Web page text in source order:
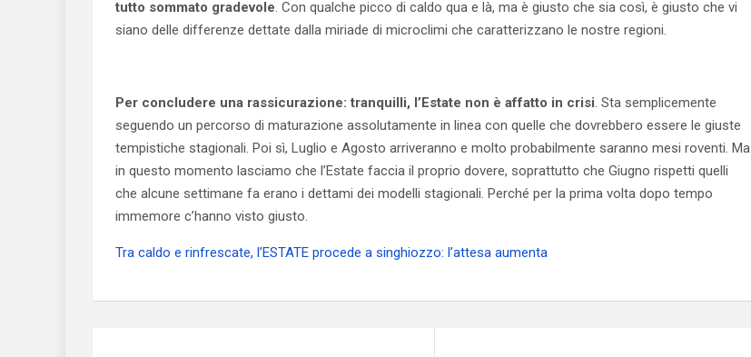
tutto sommato gradevole. Con qualche picco di caldo qua e là, ma è giusto che sia così, è giusto che vi
siano delle differenze dettate dalla miriade di microclimi che caratterizzano le nostre regioni.
Per concludere una rassicurazione: tranquilli, l’Estate non è affatto in crisi. Sta semplicemente
seguendo un percorso di maturazione assolutamente in linea con quelle che dovrebbero essere le giuste
tempistiche stagionali. Poi sì, Luglio e Agosto arriveranno e molto probabilmente saranno mesi roventi. Ma
in questo momento lasciamo che l’Estate faccia il proprio dovere, soprattutto che Giugno rispetti quelli
che alcune settimane fa erano i dettami dei modelli stagionali. Perché per la prima volta dopo tempo
immemore c’hanno visto giusto.
Tra caldo e rinfrescate, l’ESTATE procede a singhiozzo: l’attesa aumenta